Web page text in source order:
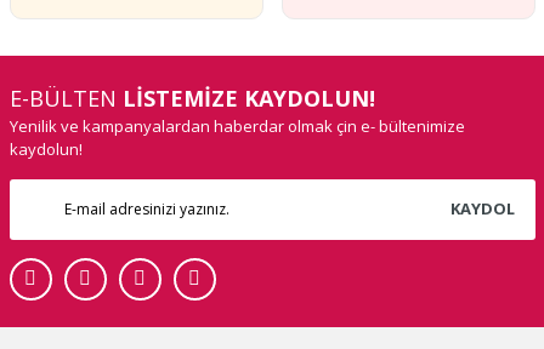
E-BÜLTEN LİSTEMİZE KAYDOLUN!
Yenilik ve kampanyalardan haberdar olmak çin e- bültenimize
kaydolun!
KAYDOL